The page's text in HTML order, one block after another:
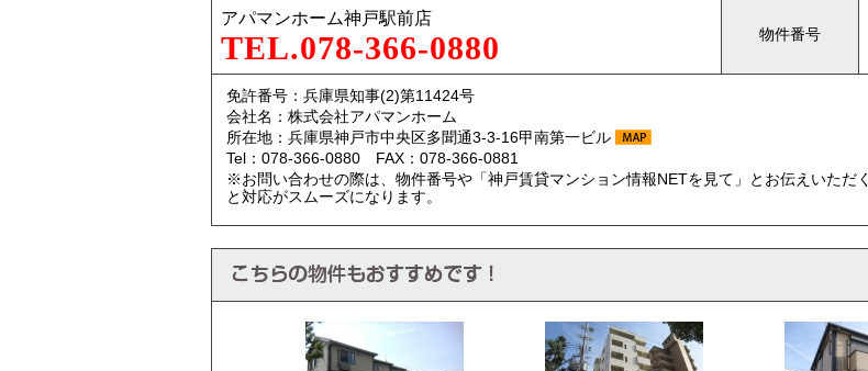
アパマンホーム神戸駅前店
TEL.078-366-0880 物件番号
免許番号：兵庫県知事(2)第11424号
会社名：株式会社アパマンホーム
所在地：兵庫県神戸市中央区多聞通3-3-16甲南第一ビル
Tel：078-366-0880 FAX：078-366-0881
※お問い合わせの際は、物件番号や「神戸賃貸マンション情報NETを見て」とお伝えいただく
と対応がスムーズになります。